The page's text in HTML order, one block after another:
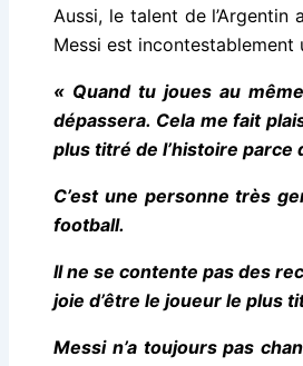
Aussi, le talent de
Messi est incontestablement
« Quand tu joues au
dépassera. Cela me fait
plus titré de l’histoire parce
C’est une personne très
football.
Il ne se contente pas des
joie d’être le joueur le plus
Messi n’a toujours pas